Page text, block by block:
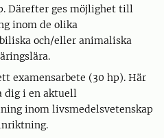
Därefter ges möjlighet till
inom de olika
och/eller animaliska
examensarbete (30 hp). Här
dig i en aktuell
inom livsmedelsvetenskap